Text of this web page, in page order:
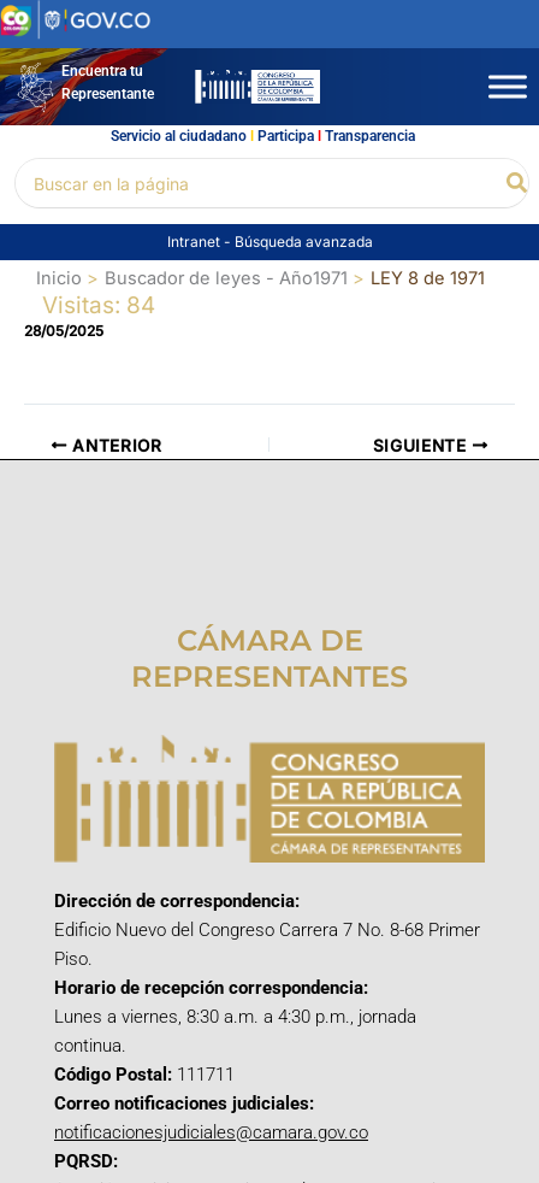
Ir
al
contenidoEncuentra tu
Representante
Servicio al ciudadano l Participal Transparencia
por:
Intranet - Búsqueda avanzada
Inicio Buscador de leyes - Año1971 LEY 8 de 1971
Visitas: 84
28/05/2025
ANTERIOR SIGUIENTE
CÁMARA DE
REPRESENTANTES
Dirección de correspondencia:
Edificio Nuevo del Congreso Carrera 7 No. 8-68 Primer
Piso.
Horario de recepción correspondencia:
Lunes a viernes, 8:30 a.m. a 4:30 p.m., jornada
continua.
Código Postal: 111711
Correo notificaciones judiciales:
notificacionesjudiciales@camara.gov.co
PQRSD: